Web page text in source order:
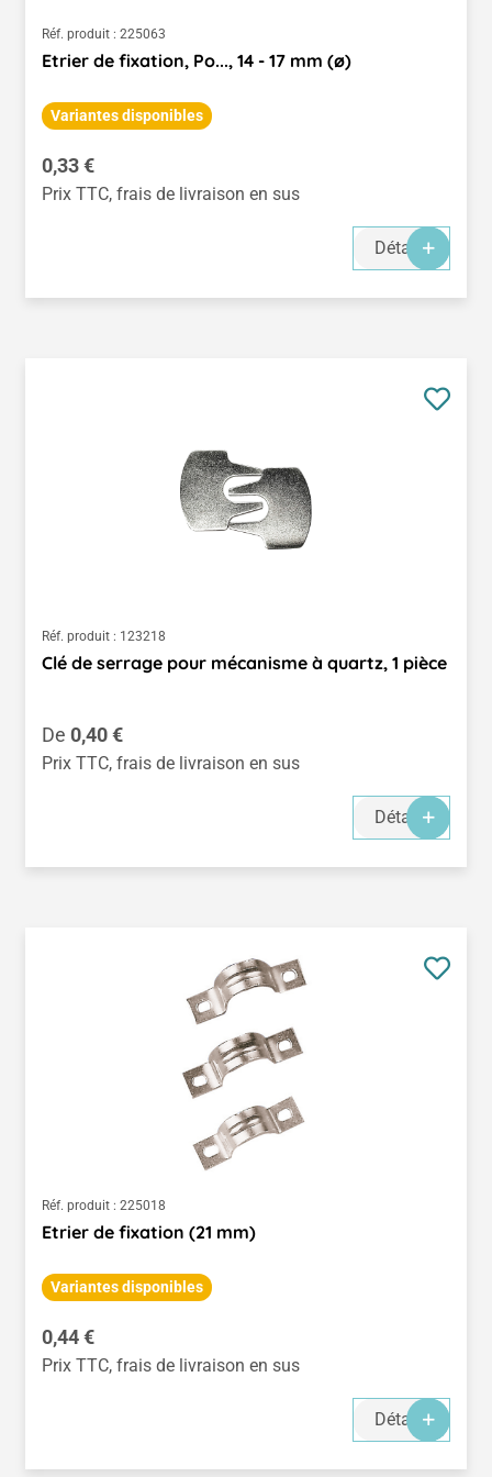
Réf. produit : 225063
Etrier de fixation, Po..., 14 - 17 mm (ø)
Variantes disponibles
Prix régulier :
0,33 €
Prix TTC, frais de livraison en sus
Détails
Réf. produit : 123218
Clé de serrage pour mécanisme à quartz, 1 pièce
Prix régulier :
De 0,40 €
Prix TTC, frais de livraison en sus
Détails
Réf. produit : 225018
Etrier de fixation (21 mm)
Variantes disponibles
Prix régulier :
0,44 €
Prix TTC, frais de livraison en sus
Détails